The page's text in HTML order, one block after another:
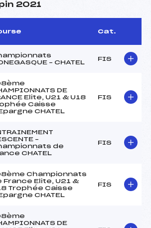
2021
Cat.
– CHATEL
FIS
DE
Elite, U21 & U18
Caisse
CHATEL
FIS
–
de
CHATEL
FIS
Championnats
France Elite, U21 &
Trophée Caisse
CHATEL
FIS
DE